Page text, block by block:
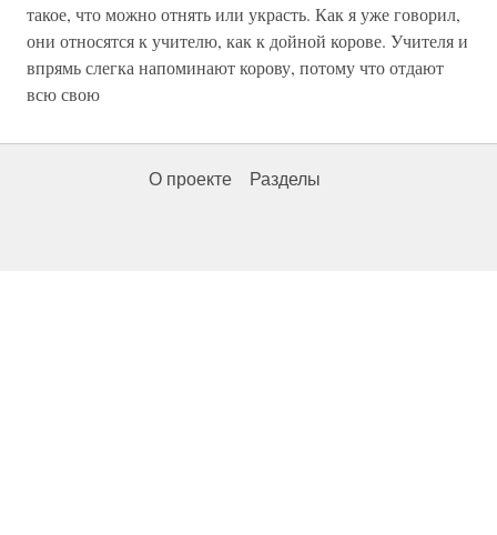
такое, что можно отнять или украсть. Как я уже говорил,
они относятся к учителю, как к дойной корове. Учителя и
впрямь слегка напоминают корову, потому что отдают
всю свою
О проекте Разделы